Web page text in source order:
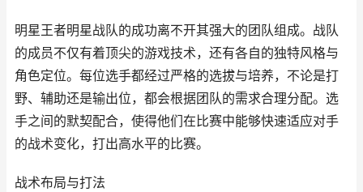
明星王者明星战队的成功离不开其强大的团队组成。战队
的成员不仅有着顶尖的游戏技术，还有各自的独特风格与
角色定位。每位选手都经过严格的选拔与培养，不论是打
野、辅助还是输出位，都会根据团队的需求合理分配。选
手之间的默契配合，使得他们在比赛中能够快速适应对手
的战术变化，打出高水平的比赛。
战术布局与打法